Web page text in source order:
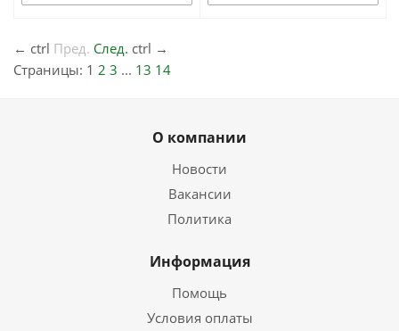
← ctrl Пред. След. ctrl →
Страницы: 1 2 3 ... 13 14
О компании
Новости
Вакансии
Политика
Информация
Помощь
Условия оплаты